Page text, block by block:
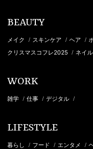
BEAUTY
メイク / スキンケア / ヘア /
クリスマスコフレ2025 / ネイル
WORK
雑学 / 仕事 / デジタル /
LIFESTYLE
暮らし / フード / エンタメ /